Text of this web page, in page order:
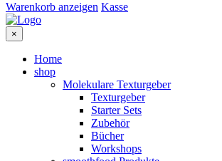
Warenkorb anzeigen Kasse
×
Home
shop
Molekulare Texturgeber
Texturgeber
Starter Sets
Zubehör
Bücher
Workshops